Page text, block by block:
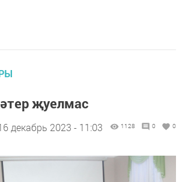
җуелмас
декабрь 2023 - 11:03 1128 0 0